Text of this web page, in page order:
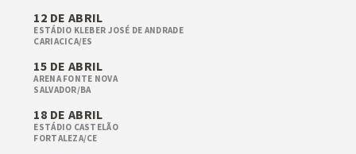
12 DE ABRIL
ESTÁDIO KLEBER JOSÉ DE ANDRADE
CARIACICA/ES
15 DE ABRIL
ARENA FONTE NOVA
SALVADOR/BA
18 DE ABRIL
ESTÁDIO CASTELÃO
FORTALEZA/CE